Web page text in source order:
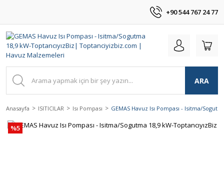
+90 544 767 24 77
ARA
Anasayfa ISITICILAR Isı Pompası GEMAS Havuz Isı Pompası - Isitma/
%5